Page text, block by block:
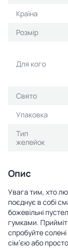
Країна
Розмір
Для кого
Свято
Упаковка
Тип
желейок
Опис
Увага тим, хто
поєднує в собі
божевільні
гумками.
спробуйте солені
сім’єю або